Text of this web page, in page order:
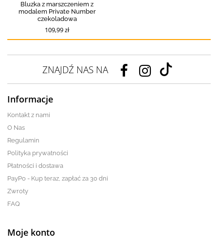
Bluzka z marszczeniem z
modalem Private Number
czekoladowa
109,99 zł
ZNAJDŹ NAS NA
Informacje
Kontakt z nami
O Nas
Regulamin
Polityka prywatności
Płatności i dostawa
PayPo - Kup teraz, zapłać za 30 dni
Zwroty
FAQ
Moje konto